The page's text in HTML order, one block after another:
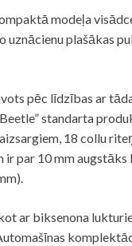
modeļa
uznācienu plašākas
pēc līdzības ar
standarta
18 collu
ir par 10 mm
ar biksenona